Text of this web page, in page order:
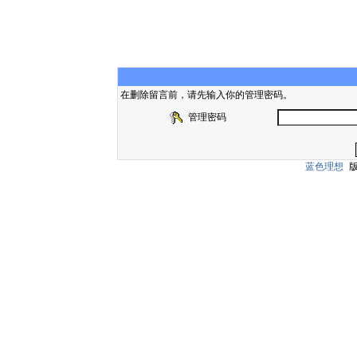
在删除留言前，请先输入你的管理密码。
管理密码
蓝色理想版